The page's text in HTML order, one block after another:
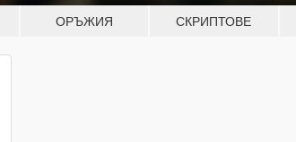
ОРЪЖИЯ СКРИПТОВЕ